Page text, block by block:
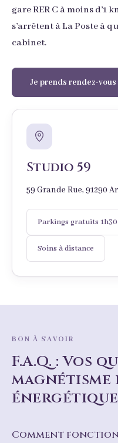
gare RER C à moins d’1
s’arrêtent à La Poste à
cabinet.
Je prends rendez-vous
Studio 59
59 Grande Rue, 91290
Parkings gratuits 1h30
Soins à distance
BON À SAVOIR
F.A.Q. : Vos
Comment